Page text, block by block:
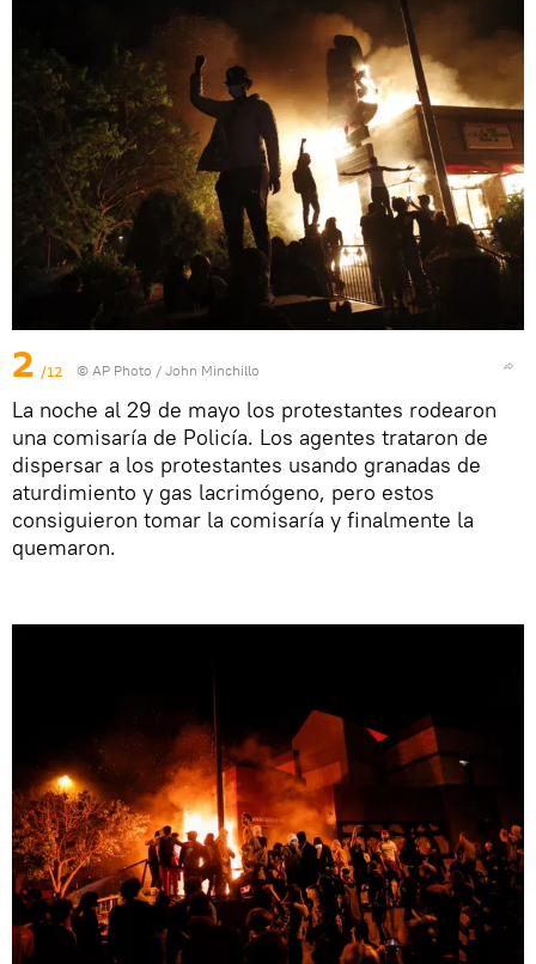
2 /12 © AP Photo / John Minchillo
La noche al 29 de mayo los protestantes rodearon
una comisaría de Policía. Los agentes trataron de
dispersar a los protestantes usando granadas de
aturdimiento y gas lacrimógeno, pero estos
consiguieron tomar la comisaría y finalmente la
quemaron.